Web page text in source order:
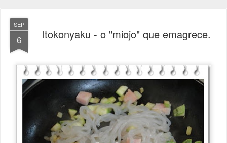
SEP
6 Itokonyaku - o "miojo" que emagrece.